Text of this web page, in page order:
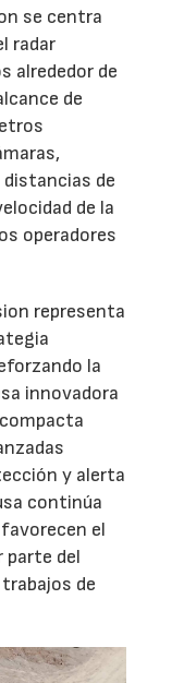
se centra
radar
alrededor de
de
de
de la
operadores
representa
la
innovadora
y alerta
continúa
el
del
de